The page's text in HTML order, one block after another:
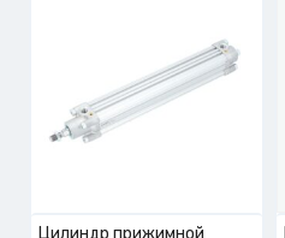
Цилиндр прижимной